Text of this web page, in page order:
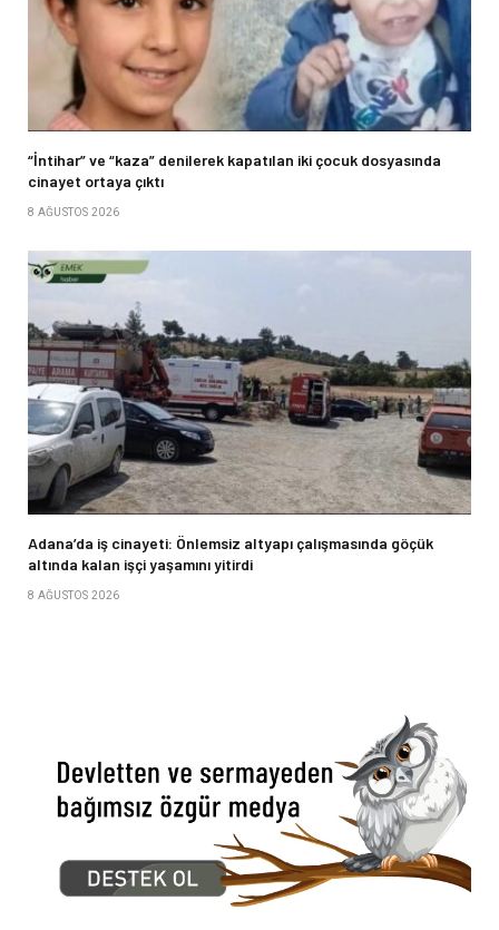
“İntihar” ve “kaza” denilerek kapatılan iki çocuk dosyasında
cinayet ortaya çıktı
8 AĞUSTOS 2026
Adana’da iş cinayeti: Önlemsiz altyapı çalışmasında göçük
altında kalan işçi yaşamını yitirdi
8 AĞUSTOS 2026